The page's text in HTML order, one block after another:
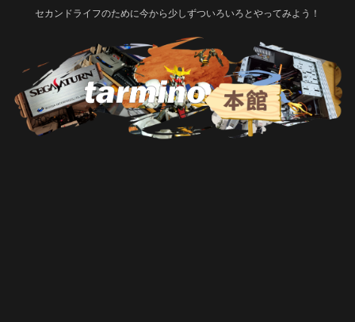
セカンドライフのために今から少しずついろいろとやってみよう！